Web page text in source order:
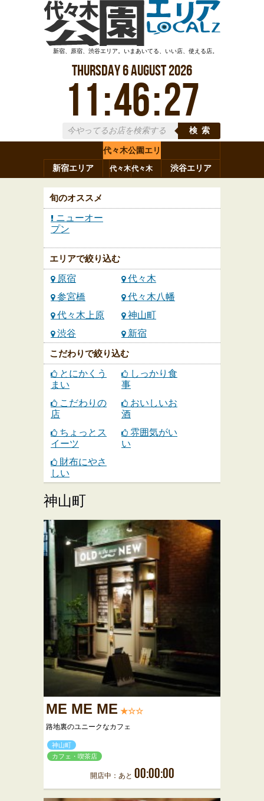
新宿、原宿、渋谷エリア。いまあいてる、いい店、使える店。
Thursday6August2026
11:46:30
検索
新宿エリア
代々木公園エリ
ア
渋谷エリア
原宿 代々木参宮橋
代々木
八幡
代々木
上原 神山町 渋谷 新宿
旬のオススメ
ニューオー
プン
エリアで絞り込む
原宿
代々木
参宮橋
代々木八幡
代々木上原
神山町
渋谷
新宿
こだわりで絞り込む
とにかくう
まい
しっかり食
事
こだわりの
店
おいしいお
酒
ちょっとス
イーツ
雰囲気がい
い
財布にやさ
しい
神山町
ME ME ME ★☆☆
路地裏のユニークなカフェ
神山町
カフェ・喫茶店
開店中：あと 00:00:00